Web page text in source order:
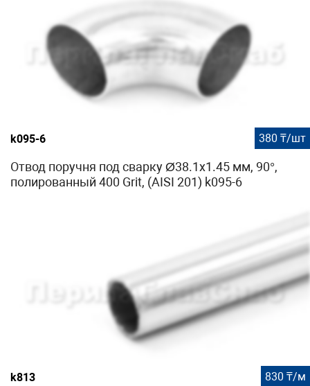
k095-6 380 ₸/шт
Отвод поручня под сварку Ø38.1х1.45 мм, 90°,
полированный 400 Grit, (AISI 201) k095-6
k813 830 ₸/м